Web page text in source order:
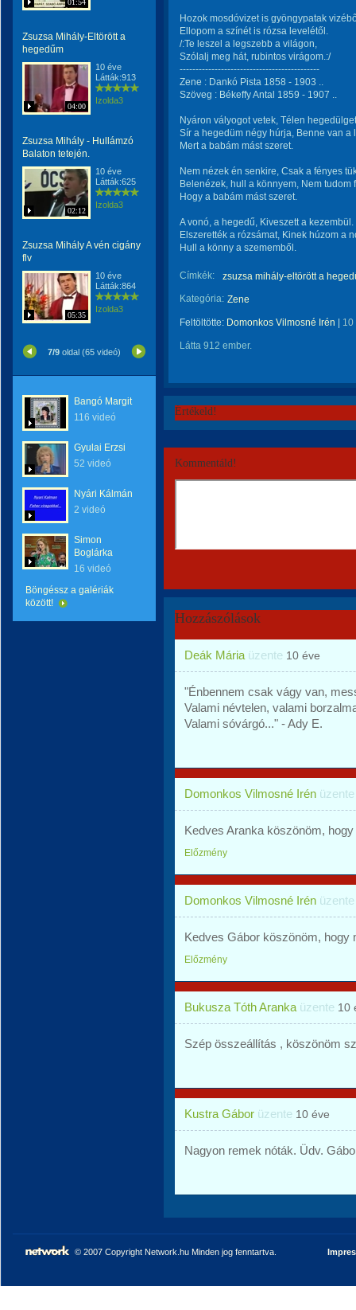
01:54
Zsuzsa Mihály-Eltörött a
hegedűm
04:00
10 éve
Látták:913
Izolda3
Zsuzsa Mihály - Hullámzó
Balaton tetején.
02:12
10 éve
Látták:625
Izolda3
Zsuzsa Mihály A vén cigány
flv
05:35
10 éve
Látták:864
Izolda3
7/9 oldal (65 videó)
Bangó Margit
116 videó
Gyulai Erzsi
52 videó
Nyári Kálmán
2 videó
Simon
Boglárka
16 videó
Böngéssz a galériák
között!
Hozok mosdóvizet is gyöngypatak
Ellopom a színét is rózsa levelétől.
/:Te leszel a legszebb a világon,
Szólalj meg hát, rubintos virágom.:/
--------------------------------------------
Zene : Dankó Pista 1858 - 1903 ..
Szöveg : Békeffy Antal 1859 - 1907 ..
Nyáron vályogot vetek, Télen
Sír a hegedüm négy húrja, Benne van a
Mert a babám mást szeret.
Nem nézek én senkire, Csak a fényes
Belenézek, hull a könnyem, Nem tudom
Hogy a babám mást szeret.
A vonó, a hegedű, Kiveszett a kezembül.
Elszerették a rózsámat, Kinek húzom a
Hull a könny a szememből.
Címkék:
zsuzsa mihály-eltörött a
Kategória: Zene
Feltöltötte: Domonkos Vilmosné Irén 10
Látta 912 ember.
Értékeld!
Kommentáld!
Hozzászólások
Deák Mária üzente 10 éve
"Énbennem csak vágy van,
Valami névtelen, valami
Valami sóvárgó..." - Ady E.
Domonkos Vilmosné Irén
Kedves Aranka köszönöm,
Előzmény
Domonkos Vilmosné Irén
Kedves Gábor köszönöm, hogy
Előzmény
Bukusza Tóth Aranka üzente 10
Szép összeállítás , köszönöm
Kustra Gábor üzente 10 éve
Nagyon remek nóták. Üdv.
© 2007 Copyright Network.hu Minden jog fenntartva.